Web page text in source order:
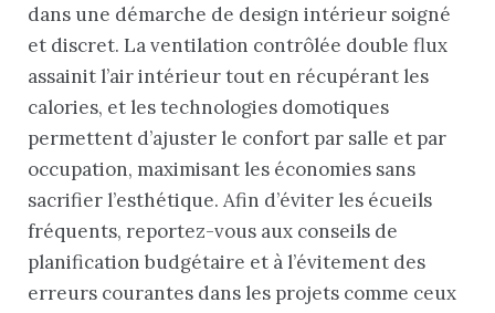
dans une démarche de design intérieur soigné
et discret. La ventilation contrôlée double flux
assainit l’air intérieur tout en récupérant les
calories, et les technologies domotiques
permettent d’ajuster le confort par salle et par
occupation, maximisant les économies sans
sacrifier l’esthétique. Afin d’éviter les écueils
fréquents, reportez-vous aux conseils de
planification budgétaire et à l’évitement des
erreurs courantes dans les projets comme ceux